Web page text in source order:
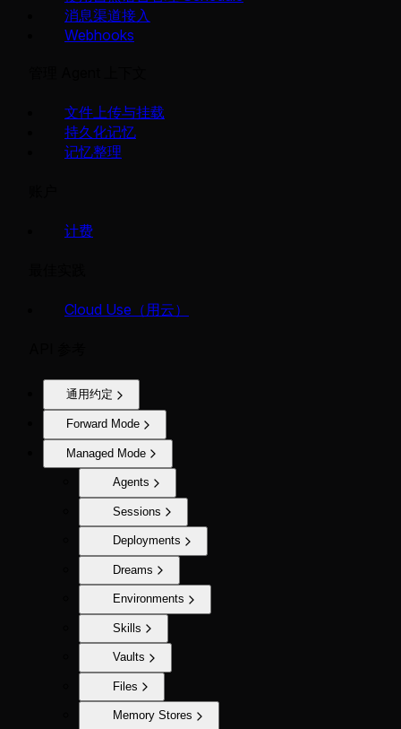
消息渠道接入
Webhooks
文件上传与挂载
持久化记忆
记忆整理
计费
Cloud Use（用云）
通用约定
Forward Mode
Managed Mode
Agents
Sessions
Deployments
Dreams
Environments
Skills
Vaults
Files
Memory Stores